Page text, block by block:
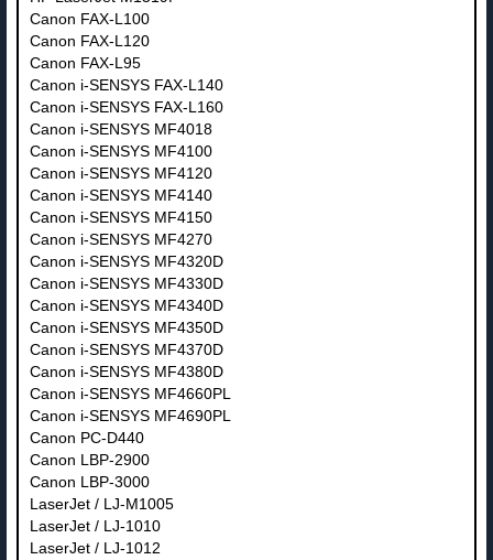
Canon FAX-L100
Canon FAX-L120
Canon FAX-L95
Canon i-SENSYS FAX-L140
Canon i-SENSYS FAX-L160
Canon i-SENSYS MF4018
Canon i-SENSYS MF4100
Canon i-SENSYS MF4120
Canon i-SENSYS MF4140
Canon i-SENSYS MF4150
Canon i-SENSYS MF4270
Canon i-SENSYS MF4320D
Canon i-SENSYS MF4330D
Canon i-SENSYS MF4340D
Canon i-SENSYS MF4350D
Canon i-SENSYS MF4370D
Canon i-SENSYS MF4380D
Canon i-SENSYS MF4660PL
Canon i-SENSYS MF4690PL
Canon PC-D440
Canon LBP-2900
Canon LBP-3000
LaserJet / LJ-M1005
LaserJet / LJ-1010
LaserJet / LJ-1012